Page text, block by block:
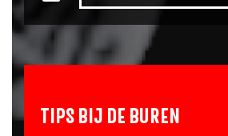
TIPS BIJ DE BUREN